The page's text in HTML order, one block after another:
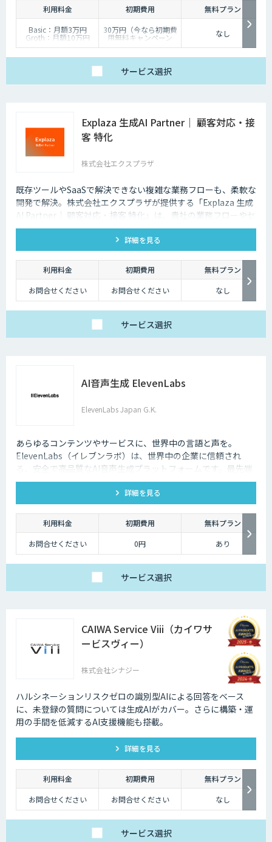
利用料金 初期費用
無料プラン
Basic：月額3万円
Groth：月額10万円
Enterprise：月額20万
30万円（今なら初期費
用無料キャンペーン
中）
なし
サービス選択
Explaza 生成AI Partner｜ 顧客対応・接
客 特化
株式会社エクスプラザ
既存ツールやSaaSで解決できない複雑な業務フローも、柔軟な
開発で解決。株式会社エクスプラザが提供する「Explaza 生成
AI Partner｜ 顧客対応・接客 特化」は、貴社の業務フローやセ
キュリティ基準に合わせて、最適な顧客対応AIシステムを設
計・構築する「技術パートナー」として、SaaSでは対応できな
い独自データの連携や、既存システムへの組み込みなど、現場
の課題解決にコミットします。
詳細を見る
利用料金 初期費用
無料プラン
お問合せください
お問合せください なし
サービス選択
AI音声生成 ElevenLabs
ElevenLabs Japan G.K.
あらゆるコンテンツやサービスに、世界中の言語と声を。
ElevenLabs（イレブンラボ）は、世界中の企業に信頼され
る、安全で高品質なAI音声生成プラットフォームです。最先端
の技術で自然な音声を生成し、多言語対応やボイスクローニン
グ機能も、悪用を防ぐ倫理的ガードレールの中で提供します。
詳細を見る
利用料金 初期費用
無料プラン
お問合せください
0円 あり
サービス選択
CAIWA Service Viii（カイワサ
ービスヴィー）
株式会社シナジー
ハルシネーションリスクゼロの識別型AIによる回答をベース
に、未登録の質問については⽣成AIがカバー。さらに構築・運
⽤の⼿間を低減するAI⽀援機能も搭載。
詳細を見る
利用料金 初期費用
無料プラン
お問合せください
お問合せください なし
サービス選択